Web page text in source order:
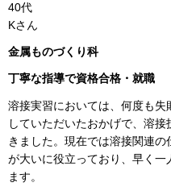
40代
Kさん
金属ものづくり科
丁寧な指導で資格合格・就職
溶接実習においては、何度も
していただいたおかげで、溶
きました。現在では溶接関連
が大いに役立っており、早く
ます。